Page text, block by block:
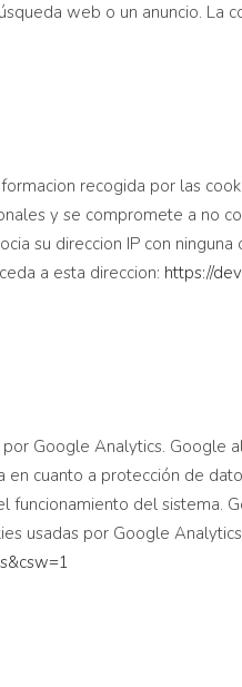
web o un anuncio. La
recogida por las
y se compromete a no
su direccion IP con ninguna
a esta direccion: https://
Google Analytics. Google
en cuanto a protección de
del sistema.
usadas por Google